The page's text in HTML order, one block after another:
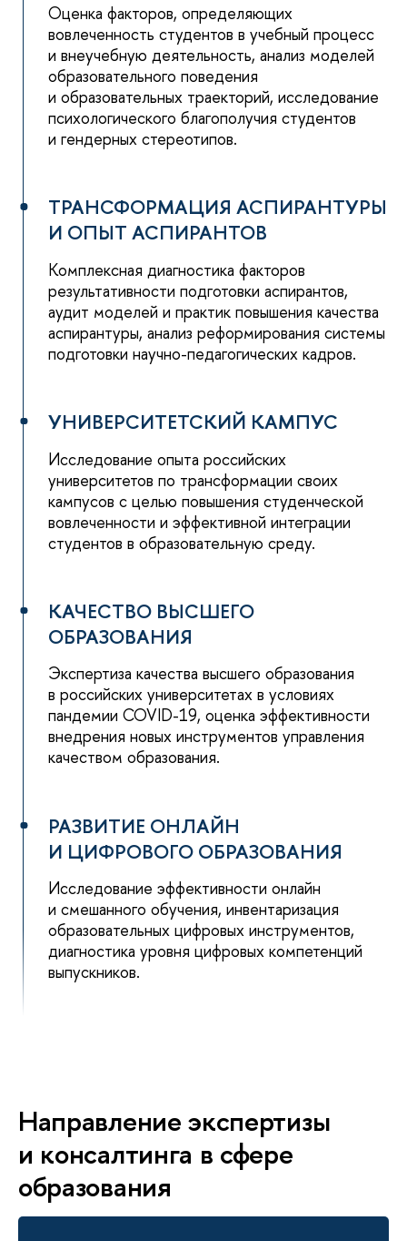
Оценка факторов, определяющих
вовлеченность студентов в учебный процесс
и внеучебную деятельность, анализ моделей
образовательного поведения
и образовательных траекторий, исследование
психологического благополучия студентов
и гендерных стереотипов.
ТРАНСФОРМАЦИЯ АСПИРАНТУРЫ
И ОПЫТ АСПИРАНТОВ
Комплексная диагностика факторов
результативности подготовки аспирантов,
аудит моделей и практик повышения качества
аспирантуры, анализ реформирования системы
подготовки научно-педагогических кадров.
УНИВЕРСИТЕТСКИЙ КАМПУС
Исследование опыта российских
университетов по трансформации своих
кампусов с целью повышения студенческой
вовлеченности и эффективной интеграции
студентов в образовательную среду.
КАЧЕСТВО ВЫСШЕГО
ОБРАЗОВАНИЯ
Экспертиза качества высшего образования
в российских университетах в условиях
пандемии COVID-19, оценка эффективности
внедрения новых инструментов управления
качеством образования.
РАЗВИТИЕ ОНЛАЙН
И ЦИФРОВОГО ОБРАЗОВАНИЯ
Исследование эффективности онлайн
и смешанного обучения, инвентаризация
образовательных цифровых инструментов,
диагностика уровня цифровых компетенций
выпускников.
Направление экспертизы
и консалтинга в сфере
образования